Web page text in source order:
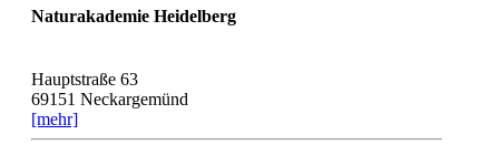
Naturakademie Heidelberg
Hauptstraße 63
69151 Neckargemünd
[mehr]